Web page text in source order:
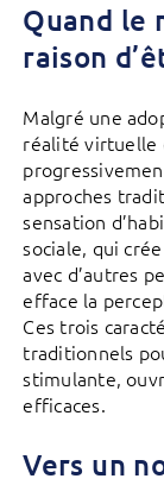
Quand le
raison
Malgré une
réalité virtuelle
approches
sensation
sociale, qui
avec d’autres
efface la
Ces trois
traditionnels
stimulante,
efficaces.
Vers un